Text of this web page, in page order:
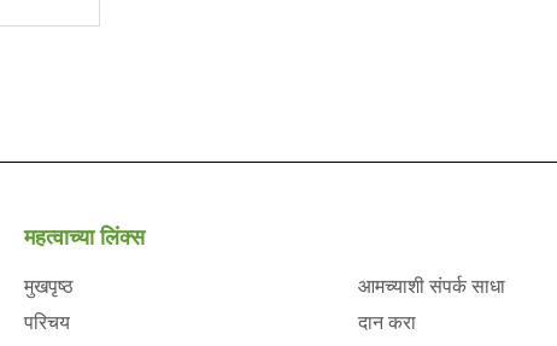
महत्वाच्या लिंक्स
मुखपृष्ठ
परिचय
आमच्याशी संपर्क साधा
दान करा